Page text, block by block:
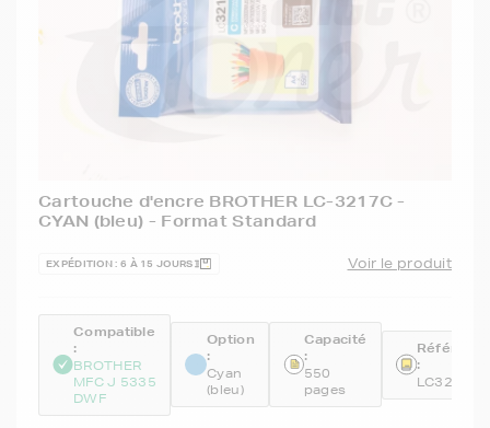
Cartouche d'encre BROTHER LC-3217C -
CYAN (bleu) - Format Standard
EXPÉDITION : 6 À 15 JOURS Voir le produit
Compatible
:
BROTHER
MFC J 5335
DWF
Option
:
Cyan
(bleu)
Capacité
:
550
pages
:
LC3217C